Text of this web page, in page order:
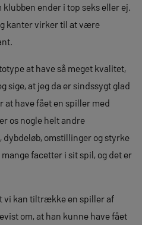
ender i top seks eller ej.
kanter virker til at være
at have så meget kvalitet,
sige, at jeg da er sindssygt glad
at have fået en spiller med
os nogle helt andre
omstillinger og styrke
facetter i sit spil, og det er
vi kan tiltrække en spiller af
om, at han kunne have fået